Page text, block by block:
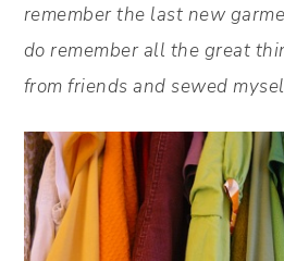
remember the last new
do remember all the great
from friends and sewed